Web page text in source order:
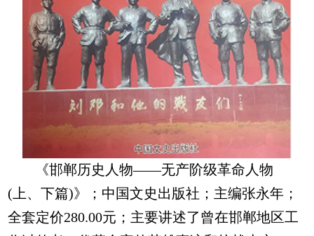
《邯郸历史人物——无产阶级革命人物
(上、下篇)》；中国文史出版社；主编张永年；
全套定价280.00元；主要讲述了曾在邯郸地区工